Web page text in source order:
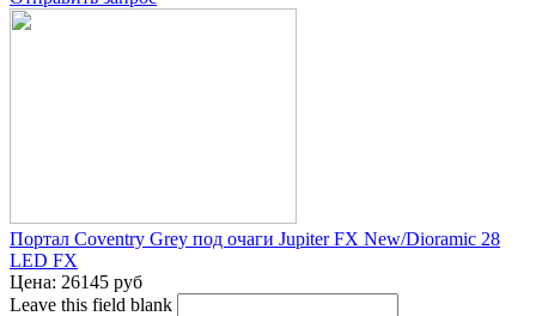
Портал Coventry Grey под очаги Jupiter FX New/Dioramic 28
LED FX
Цена: 26145 руб
Leave this field blank